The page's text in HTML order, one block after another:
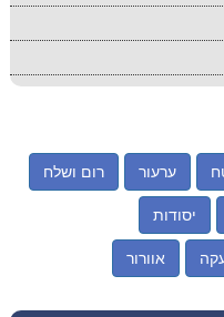
ערעור רום ושלח
יסודות
אוורור